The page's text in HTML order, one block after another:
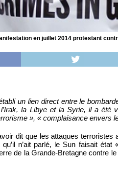
en juillet 2014 protestant
un lien direct entre le
la Libye et la Syrie, il a été
», « complaisance envers
dit que les attaques
n’ait parlé, le Sun faisait
de la Grande-Bretagne contre